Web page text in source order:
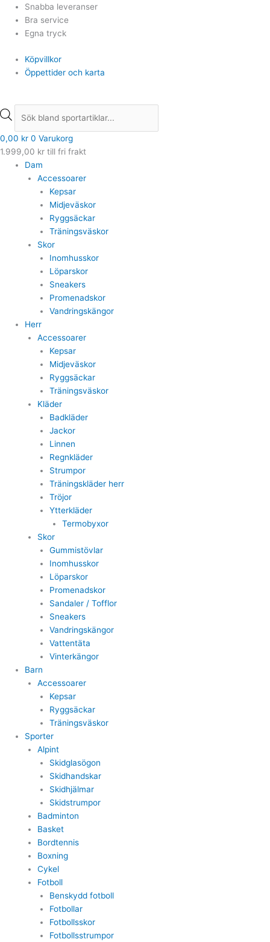
Hoppa
innehåll
Snabba leveranser
Bra service
Egna tryck
Köpvillkor
Öppettider och karta
Products
search
0,00 kr 0 Varukorg
1.999,00 kr till fri frakt
Dam
Accessoarer
Kepsar
Midjeväskor
Ryggsäckar
Träningsväskor
Skor
Inomhusskor
Löparskor
Sneakers
Promenadskor
Vandringskängor
Herr
Accessoarer
Kepsar
Midjeväskor
Ryggsäckar
Träningsväskor
Kläder
Badkläder
Jackor
Linnen
Regnkläder
Strumpor
Träningskläder herr
Tröjor
Ytterkläder
Termobyxor
Skor
Gummistövlar
Inomhusskor
Löparskor
Promenadskor
Sandaler / Tofflor
Sneakers
Vandringskängor
Vattentäta
Vinterkängor
Barn
Accessoarer
Kepsar
Ryggsäckar
Träningsväskor
Sporter
Alpint
Skidglasögon
Skidhandskar
Skidhjälmar
Skidstrumpor
Badminton
Basket
Bordtennis
Boxning
Cykel
Fotboll
Benskydd fotboll
Fotbollar
Fotbollsskor
Fotbollsstrumpor
Products
search